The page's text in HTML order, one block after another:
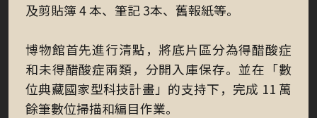
及剪貼簿 4 本、筆記 3本、舊報紙等。
博物館首先進行清點，將底片區分為得醋酸症
和未得醋酸症兩類，分開入庫保存。並在「數
位典藏國家型科技計畫」的支持下，完成 11 萬
餘筆數位掃描和編目作業。